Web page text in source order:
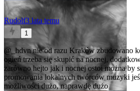
Rudolf3 lata temu
1
@_hdvnnie od razu Kraków zbudowano
ogień trzeba się skupić na nocnej,
zarówno hejto jak i nocnej ostoi można by
promowania lokalnych twórców muzyki
możliwości dużo, naprawdę dużo